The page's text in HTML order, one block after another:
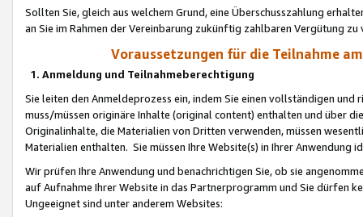
Sollten Sie, gleich aus welchem Grund, eine Überschusszahlung
an Sie im Rahmen der Vereinbarung zukünftig zahlbaren Vergütung zu
Voraussetzungen für die Teilnahme
1. Anmeldung und Teilnahmeberechtigung
Sie leiten den Anmeldeprozess ein, indem Sie einen vollständigen
muss/müssen originäre Inhalte (original content) enthalten und über
Originalinhalte, die Materialien von Dritten verwenden, müssen
Materialien enthalten. Sie müssen Ihre Website(s) in Ihrer Anwendung
Wir prüfen Ihre Anwendung und benachrichtigen Sie, ob sie
auf Aufnahme Ihrer Website in das Partnerprogramm und Sie dürfen
Ungeeignet sind unter anderem Websites: